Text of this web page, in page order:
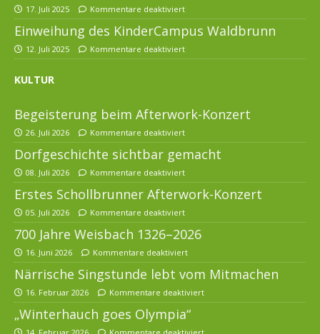
17. Juli 2025 Kommentare deaktiviert
Einweihung des KinderCampus Waldbrunn
12. Juli 2025 Kommentare deaktiviert
KULTUR
Begeisterung beim Afterwork-Konzert
26. Juli 2026 Kommentare deaktiviert
Dorfgeschichte sichtbar gemacht
08. Juli 2026 Kommentare deaktiviert
Erstes Schollbrunner Afterwork-Konzert
05. Juli 2026 Kommentare deaktiviert
700 Jahre Weisbach 1326–2026
16. Juni 2026 Kommentare deaktiviert
Närrische Singstunde lebt vom Mitmachen
16. Februar 2026 Kommentare deaktiviert
„Winterhauch goes Olympia“